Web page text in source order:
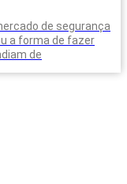
de segurança
a forma de fazer
de